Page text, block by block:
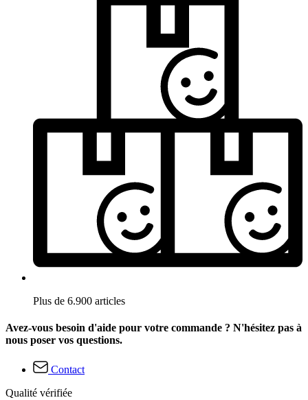
Plus de 6.900 articles
Avez-vous besoin d'aide pour votre commande ? N'hésitez pas à
nous poser vos questions.
Contact
Qualité vérifiée